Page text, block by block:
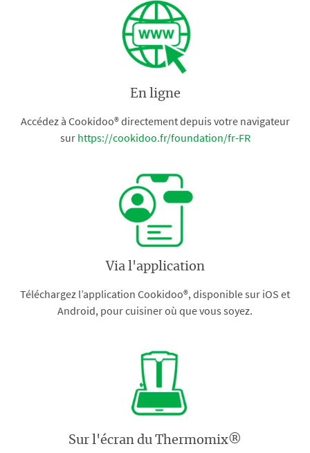
En ligne
Accédez à Cookidoo® directement depuis votre navigateur
sur https://cookidoo.fr/foundation/fr-FR
Via l'application
Téléchargez l’application Cookidoo®, disponible sur iOS et
Android, pour cuisiner où que vous soyez.
Sur l'écran du Thermomix®